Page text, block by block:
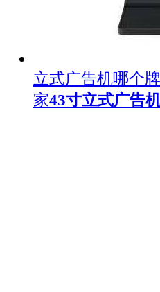
立式广告机哪个
家43寸立式广告